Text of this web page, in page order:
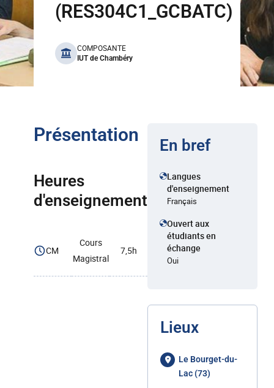
(RES304C1_GCBATC)
benefits
COMPOSANTE
IUT de Chambéry
Présentation
Heures
d'enseignement
CM
Cours
Magistral
7,5h
En bref
Langues
d'enseignement
Français
Ouvert aux
étudiants en
échange
Oui
Lieux
Le Bourget-du-
Lac (73)